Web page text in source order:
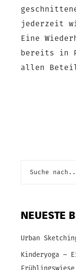
jederzeit
Eine
bereits in
allen
NEUESTE
Urban
Kinderyoga –